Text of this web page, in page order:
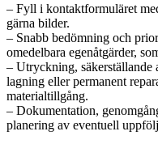
– Fyll i kontaktformuläret
gärna bilder.
– Snabb bedömning och
omedelbara egenåtgärder,
– Utryckning, säkerställande
lagning eller permanent
materialtillgång.
– Dokumentation,
planering av eventuell